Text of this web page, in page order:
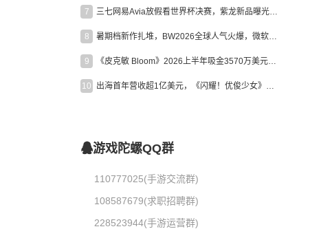
7 三七网易Avia放假看世界杯决赛，紫龙新品曝光，米哈游新作上线 | 陀螺周报
8 暑期档新作扎堆，BW2026全球人气火爆，微软XBOX大裁员|陀螺周报
9 《皮克敏 Bloom》2026上半年吸金3570万美元，中国台湾成最大市场
10 出海首年营收超1亿美元，《闪耀！优俊少女》美国市场占比达七成
游戏陀螺QQ群
110777025(手游交流群)
108587679(求职招聘群)
228523944(手游运营群)